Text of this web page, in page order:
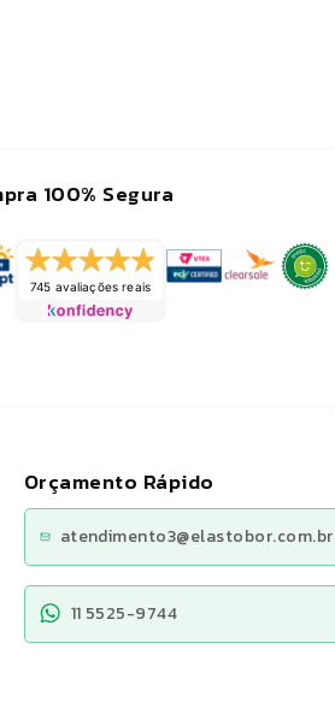
100% Segura
745 avaliações reais
Orçamento Rápido
atendimento3@elastobor.com.br
11 5525-9744